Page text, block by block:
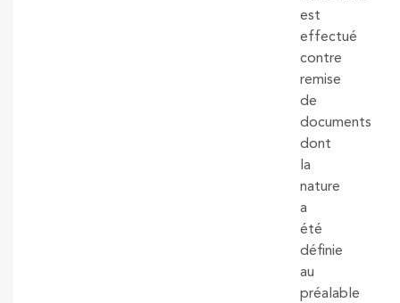
est
effectué
contre
remise
de
documents
dont
la
nature
a
été
définie
au
préalable